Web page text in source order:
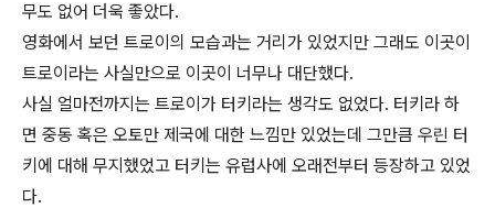
무도 없어 더욱 좋았다.
영화에서 보던 트로이의 모습과는 거리가 있었지만 그래도 이곳이
트로이라는 사실만으로 이곳이 너무나 대단했다.
사실 얼마전까지는 트로이가 터키라는 생각도 없었다. 터키라 하
면 중동 혹은 오토만 제국에 대한 느낌만 있었는데 그만큼 우린 터
키에 대해 무지했었고 터키는 유럽사에 오래전부터 등장하고 있었
다.